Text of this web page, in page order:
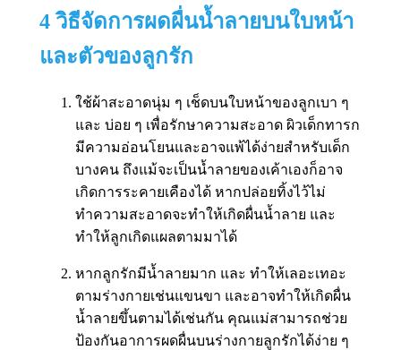
4 วิธีจัดการผดผื่นน้ำลายบนใบหน้า
และตัวของลูกรัก
ใช้ผ้าสะอาดนุ่ม ๆ เช็ดบนใบหน้าของลูกเบา ๆ
และ บ่อย ๆ เพื่อรักษาความสะอาด ผิวเด็กทารก
มีความอ่อนโยนและอาจแพ้ได้ง่ายสำหรับเด็ก
บางคน ถึงแม้จะเป็นน้ำลายของเค้าเองก็อาจ
เกิดการระคายเคืองได้ หากปล่อยทิ้งไว้ไม่
ทำความสะอาดจะทำให้เกิดผื่นน้ำลาย และ
ทำให้ลูกเกิดแผลตามมาได้
หากลูกรักมีน้ำลายมาก และ ทำให้เลอะเทอะ
ตามร่างกายเช่นแขนขา และอาจทำให้เกิดผื่น
น้ำลายขึ้นตามได้เช่นกัน คุณแม่สามารถช่วย
ป้องกันอาการผดผื่นบนร่างกายลูกรักได้ง่าย ๆ